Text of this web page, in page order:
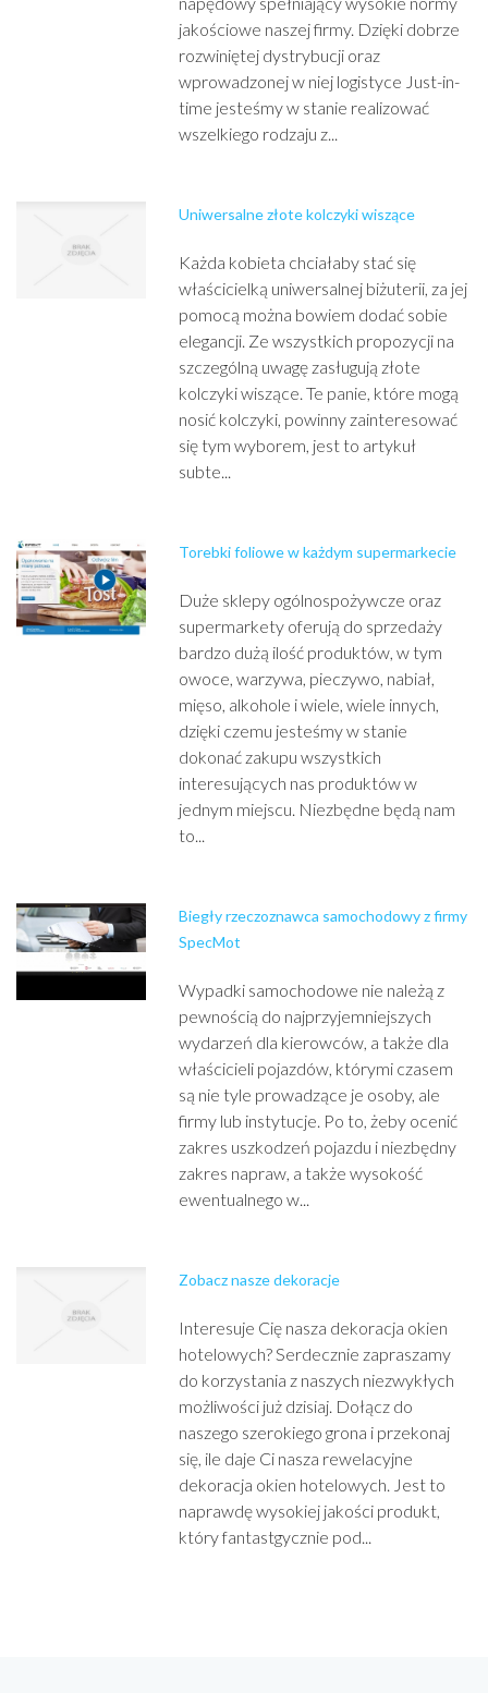
jakościowe naszej firmy. Dzięki dobrze
rozwiniętej dystrybucji oraz
wprowadzonej w niej logistyce Just-in-
time jesteśmy w stanie realizować
wszelkiego rodzaju z...
Uniwersalne złote kolczyki wiszące
Każda kobieta chciałaby stać się
właścicielką uniwersalnej biżuterii, za jej
pomocą można bowiem dodać sobie
elegancji. Ze wszystkich propozycji na
szczególną uwagę zasługują złote
kolczyki wiszące. Te panie, które mogą
nosić kolczyki, powinny zainteresować
się tym wyborem, jest to artykuł
subte...
Torebki foliowe w każdym supermarkecie
Duże sklepy ogólnospożywcze oraz
supermarkety oferują do sprzedaży
bardzo dużą ilość produktów, w tym
owoce, warzywa, pieczywo, nabiał,
mięso, alkohole i wiele, wiele innych,
dzięki czemu jesteśmy w stanie
dokonać zakupu wszystkich
interesujących nas produktów w
jednym miejscu. Niezbędne będą nam
to...
Biegły rzeczoznawca samochodowy z firmy
SpecMot
Wypadki samochodowe nie należą z
pewnością do najprzyjemniejszych
wydarzeń dla kierowców, a także dla
właścicieli pojazdów, którymi czasem
są nie tyle prowadzące je osoby, ale
firmy lub instytucje. Po to, żeby ocenić
zakres uszkodzeń pojazdu i niezbędny
zakres napraw, a także wysokość
ewentualnego w...
Zobacz nasze dekoracje
Interesuje Cię nasza dekoracja okien
hotelowych? Serdecznie zapraszamy
do korzystania z naszych niezwykłych
możliwości już dzisiaj. Dołącz do
naszego szerokiego grona i przekonaj
się, ile daje Ci nasza rewelacyjne
dekoracja okien hotelowych. Jest to
naprawdę wysokiej jakości produkt,
który fantastgycznie pod...